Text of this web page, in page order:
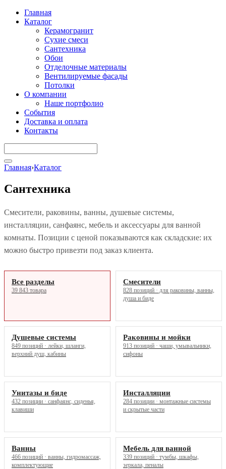
Главная
Каталог
Керамогранит
Сухие смеси
Сантехника
Обои
Отделочные материалы
Вентилируемые фасады
Потолки
О компании
Наше портфолио
События
Доставка и оплата
Контакты
Главная›Каталог
Сантехника
Смесители, раковины, ванны, душевые системы,
инсталляции, санфаянс, мебель и аксессуары для ванной
комнаты. Позиции с ценой показываются как складские: их
можно быстро привезти под заказ клиента.
Все разделы
39 843 товара
Смесители
828 позиций · для раковины, ванны,
душа и биде
Душевые системы
849 позиций · лейки, шланги,
верхний душ, кабины
Раковины и мойки
913 позиций · чаши, умывальники,
сифоны
Унитазы и биде
432 позиции · санфаянс, сиденья,
клавиши
Инсталляции
284 позиции · монтажные системы
и скрытые части
Ванны
466 позиций · ванны, гидромассаж,
комплектующие
Мебель для ванной
339 позиций · тумбы, шкафы,
зеркала, пеналы